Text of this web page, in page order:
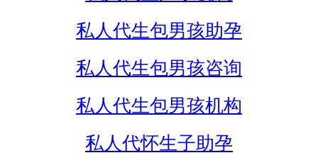
私人代生包男孩助孕
私人代生包男孩咨询
私人代生包男孩机构
私人代怀生子助孕